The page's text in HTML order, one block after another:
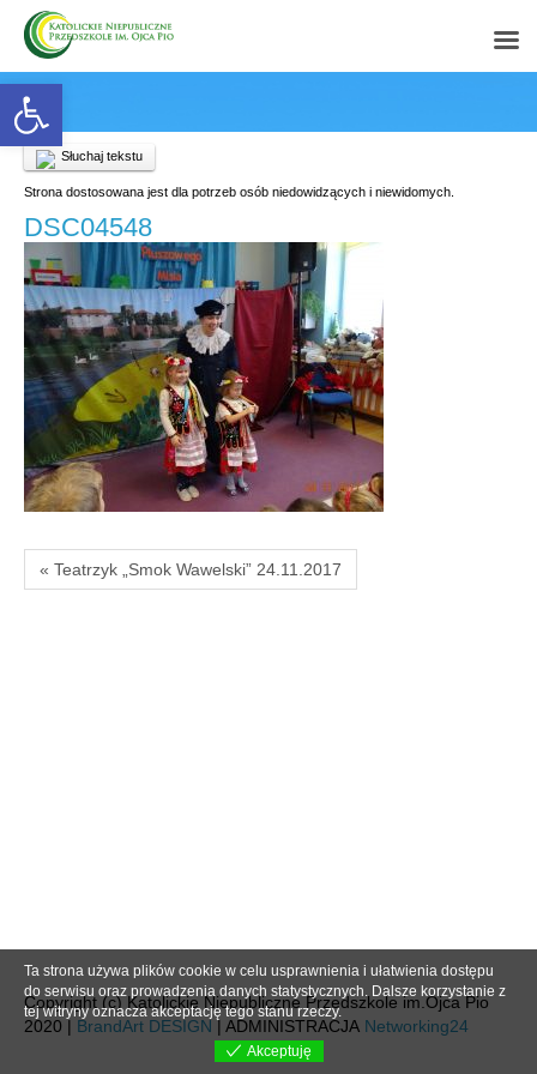
Open toolbar
Słuchaj tekstu
Strona dostosowana jest dla potrzeb osób niedowidzących i niewidomych.
DSC04548
« Teatrzyk „Smok Wawelski” 24.11.2017
Copyright (c) Katolickie Niepubliczne Przedszkole im.Ojca Pio
2020 | BrandArt DESIGN | ADMINISTRACJA Networking24
Ta strona używa plików cookie w celu usprawnienia i ułatwienia dostępu
do serwisu oraz prowadzenia danych statystycznych. Dalsze korzystanie z
tej witryny oznacza akceptację tego stanu rzeczy.
Akceptuję